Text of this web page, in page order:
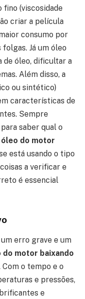
fino (viscosidade
criar a película
consumo por
Já um óleo
de óleo, dificultar a
Além disso, a
ou sintético)
características de
Sempre
saber qual o
óleo do motor
está usando o tipo
a verificar e
é essencial
erro grave e um
do motor baixando
o tempo e o
e pressões,
e